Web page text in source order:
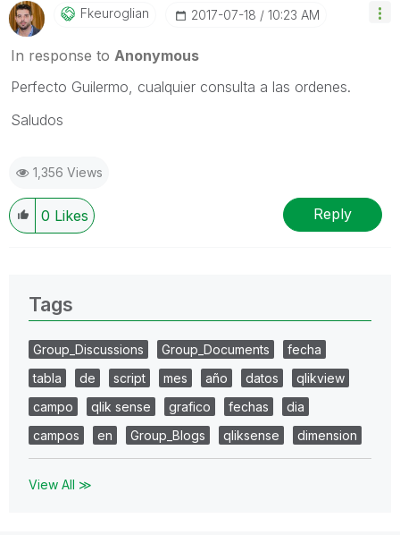
Fkeuroglian ‎2017-07-18 10:23 AM
In response to Anonymous
Perfecto Guilermo, cualquier consulta a las ordenes.
Saludos
1,356 Views
0 Likes Reply
Tags
Group_Discussions Group_Documents
fecha
tabla
de script mes año datos
qlikview
campo
qlik sense grafico fechas
dia
campos
en Group_Blogs qliksense dimension
View All ≫